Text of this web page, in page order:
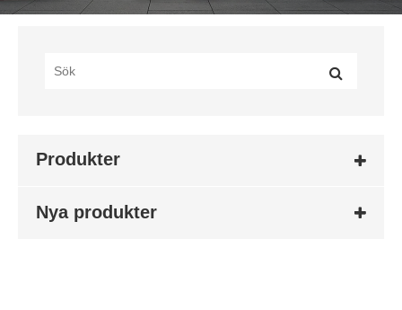
Produkter
Nya produkter